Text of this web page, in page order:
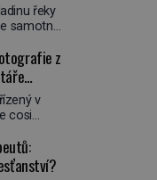
řeky
samotná
ruku, ale
než si
tiše,
ale v
z
v
cosi
stojící u
ze 16.
přes